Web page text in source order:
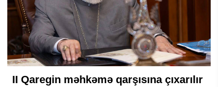
II Qaregin məhkəmə qarşısına çıxarılır